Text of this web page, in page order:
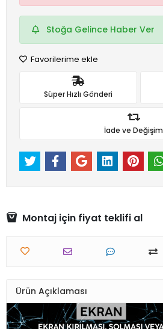
Stoğa Gelince Haber Ver
Favorilerime ekle
Süper Hızlı Gönderi
İade ve Değişim
Montaj için fiyat teklifi al
Ürün Açıklaması